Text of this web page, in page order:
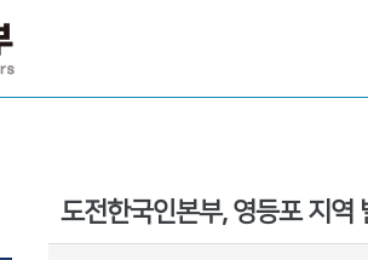
도전한국인본부, 영등포 지역